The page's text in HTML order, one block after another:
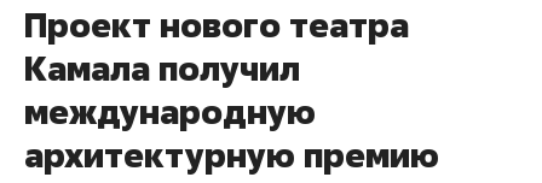
Проект нового театра
Камала получил
международную
архитектурную премию